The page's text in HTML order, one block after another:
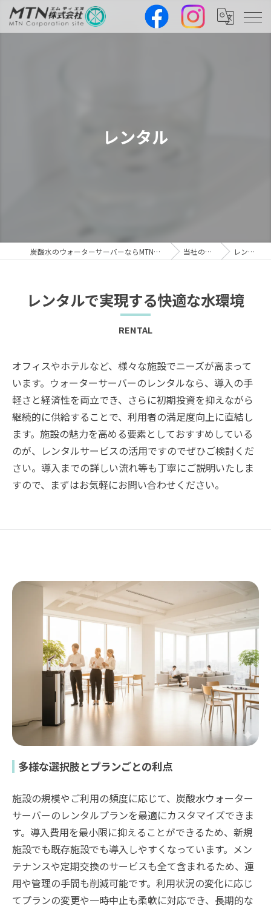
レンタル
炭酸水のウォーターサーバーならMTN株式会社 当社の特徴 レンタル
レンタルで実現する快適な水環境
RENTAL
オフィスやホテルなど、様々な施設でニーズが高まって
います。ウォーターサーバーのレンタルなら、導入の手
軽さと経済性を両立でき、さらに初期投資を抑えながら
継続的に供給することで、利用者の満足度向上に直結し
ます。施設の魅力を高める要素としておすすめしている
のが、レンタルサービスの活用ですのでぜひご検討くだ
さい。導入までの詳しい流れ等も丁寧にご説明いたしま
すので、まずはお気軽にお問い合わせください。
多様な選択肢とプランごとの利点
施設の規模やご利用の頻度に応じて、炭酸水ウォーター
サーバーのレンタルプランを最適にカスタマイズできま
す。導入費用を最小限に抑えることができるため、新規
施設でも既存施設でも導入しやすくなっています。メン
テナンスや定期交換のサービスも全て含まれるため、運
用や管理の手間も削減可能です。利用状況の変化に応じ
てプランの変更や一時中止も柔軟に対応でき、長期的な